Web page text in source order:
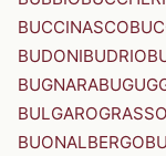
BUCCINASCO
BUDONIBUDRIO
BUGNARA
BULGAROGRASSO
BUONALBERGO